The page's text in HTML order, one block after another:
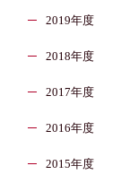
2019年度
2018年度
2017年度
2016年度
2015年度